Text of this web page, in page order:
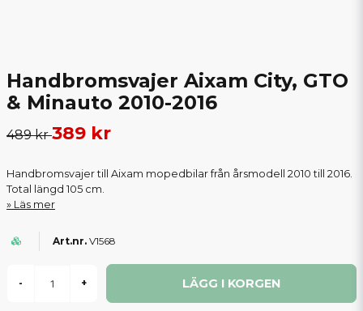
Handbromsvajer Aixam City, GTO
& Minauto 2010-2016
489 kr389 kr
Handbromsvajer till Aixam mopedbilar från årsmodell 2010 till 2016.
Total längd 105 cm.
Läs mer
V1568
- + LÄGG I KORGEN